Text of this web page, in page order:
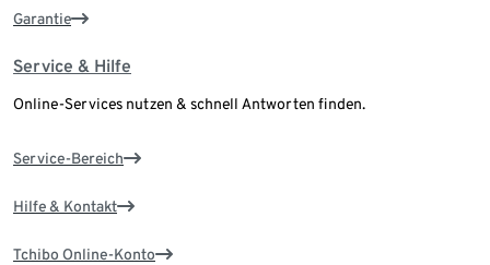
Garantie
Service & Hilfe
Online-Services nutzen & schnell Antworten finden.
Service-Bereich
Hilfe & Kontakt
Tchibo Online-Konto